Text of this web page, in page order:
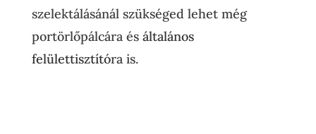
szelektálásánál szükséged lehet még
portörlőpálcára és általános
felülettisztítóra is.